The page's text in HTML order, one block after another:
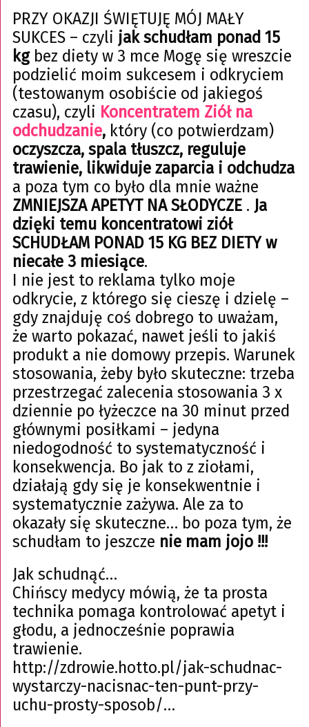
PRZY OKAZJI ŚWIĘTUJĘ MÓJ MAŁY
SUKCES – czyli jak schudłam ponad 15
kgbez diety w 3 mce Mogę się wreszcie
podzielić moim sukcesem i odkryciem
(testowanym osobiście od jakiegoś
czasu), czyli Koncentratem Ziół na
odchudzanie, który (co potwierdzam)
oczyszcza, spala tłuszcz, reguluje
trawienie, likwiduje zaparcia i odchudza
a poza tym co było dla mnie ważne
ZMNIEJSZA APETYT NA SŁODYCZE. Ja
dzięki temu koncentratowi ziół
SCHUDŁAM PONAD 15 KG BEZ DIETY w
niecałe 3 miesiące.
I nie jest to reklama tylko moje
odkrycie, z którego się cieszę i dzielę –
gdy znajduję coś dobrego to uważam,
że warto pokazać, nawet jeśli to jakiś
produkt a nie domowy przepis. Warunek
stosowania, żeby było skuteczne: trzeba
przestrzegać zalecenia stosowania 3 x
dziennie po łyżeczce na 30 minut przed
głównymi posiłkami – jedyna
niedogodność to systematyczność i
konsekwencja. Bo jak to z ziołami,
działają gdy się je konsekwentnie i
systematycznie zażywa. Ale za to
okazały się skuteczne… bo poza tym, że
schudłam to jeszcze nie mam jojo !!!
Jak schudnąć…
Chińscy medycy mówią, że ta prosta
technika pomaga kontrolować apetyt i
głodu, a jednocześnie poprawia
trawienie.
http://zdrowie.hotto.pl/jak-schudnac-
wystarczy-nacisnac-ten-punt-przy-
uchu-prosty-sposob/…